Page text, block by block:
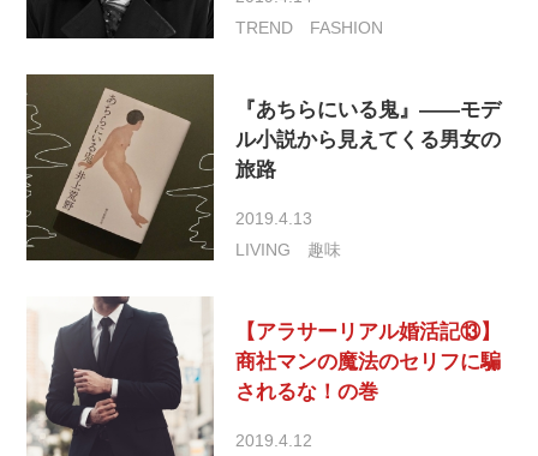
TREND
FASHION
『あちらにいる鬼』——モデ
ル小説から見えてくる男女の
旅路
2019.4.13
LIVING
趣味
【アラサーリアル婚活記⑬】
商社マンの魔法のセリフに騙
されるな！の巻
2019.4.12